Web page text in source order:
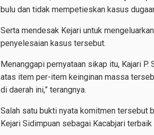
bulu dan tidak mempetieskan kasus
Serta mendesak Kejari untuk
penyelesaian kasus tersebut.
Menanggapi pernyataan sikap itu, Kajari
atas item per-item keinginan massa
di daerah ini,” terangnya.
Salah satu bukti nyata komitmen tersebut
Kejari Sidimpuan sebagai Kacabjari